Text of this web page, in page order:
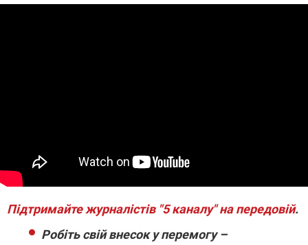
Підтримайте журналістів "5 каналу" на передовій.
Робіть свій внесок у перемогу –